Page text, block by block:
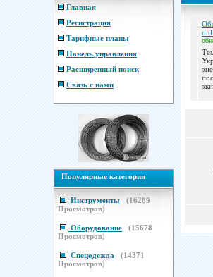
Главная
Регистрация
Тарифные планы
Панель управления
Расширенный поиск
Связь с нами
Популярные категории
Инструменты (16289
Просмотров)
Оборудование (15678
Просмотров)
Спецодежда (14371
Просмотров)